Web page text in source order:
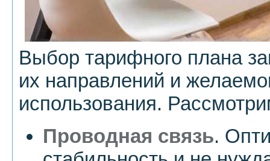
Выбор тарифного плана
их направлений и
использования.
Проводная связь.